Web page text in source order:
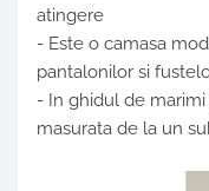
atingere
- Este o camasa
pantalonilor si
- In ghidul de
masurata de la un